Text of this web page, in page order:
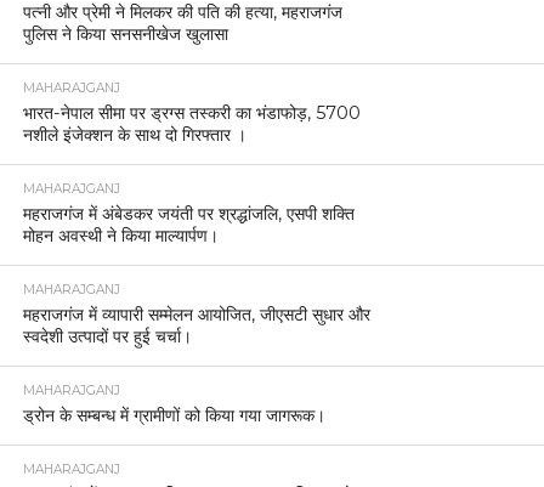
पत्नी और प्रेमी ने मिलकर की पति की हत्या, महराजगंज
पुलिस ने किया सनसनीखेज खुलासा
MAHARAJGANJ
भारत-नेपाल सीमा पर ड्रग्स तस्करी का भंडाफोड़, 5700
नशीले इंजेक्शन के साथ दो गिरफ्तार ।
MAHARAJGANJ
महराजगंज में अंबेडकर जयंती पर श्रद्धांजलि, एसपी शक्ति
मोहन अवस्थी ने किया माल्यार्पण।
MAHARAJGANJ
महराजगंज में व्यापारी सम्मेलन आयोजित, जीएसटी सुधार और
स्वदेशी उत्पादों पर हुई चर्चा।
MAHARAJGANJ
ड्रोन के सम्बन्ध में ग्रामीणों को किया गया जागरूक।
MAHARAJGANJ